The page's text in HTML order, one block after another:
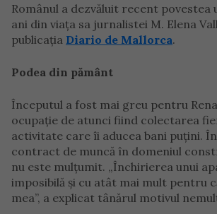
Românul a dezvăluit recent
ani din viața sa jurnalistei M. Elena
publicația Diario de Mallorca.
Podea din pământ
Începutul a fost mai greu pentru
ocupație de atunci fiind colectarea
activitate care îi aducea bani puțini.
contract de muncă în domeniul
nu este mulțumit. „Închirierea unui
imposibilă și cu atât mai mult pentru
mea”, a explicat tânărul motivul